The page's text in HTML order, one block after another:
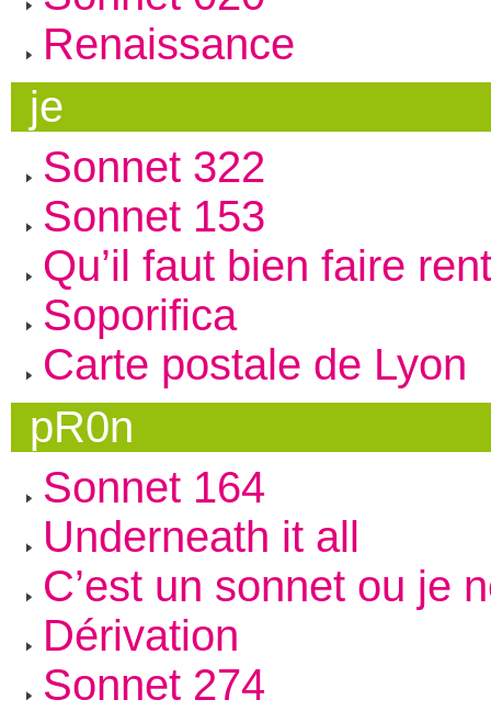
Renaissance
je
Sonnet 322
Sonnet 153
Qu’il faut bien faire
Soporifica
Carte postale de Lyon
pR0n
Sonnet 164
Underneath it all
C’est un sonnet ou je
Dérivation
Sonnet 274